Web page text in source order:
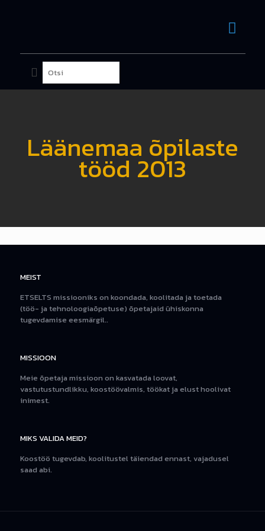
Läänemaa õpilaste
tööd 2013
MEIST
ETSELTS missiooniks on koondada, koolitada ja toetada
(töö- ja tehnoloogiaõpetuse) õpetajaid ühiskonna
tugevdamise eesmärgil..
MISSIOON
Meie õpetaja missioon on kasvatada loovat,
vastutustundlikku, koostöövalmis, töökat ja elust hoolivat
inimest.
MIKS VALIDA MEID?
Koostöö tugevdab, koolitustel täiendad ennast, vajadusel
saad abi.